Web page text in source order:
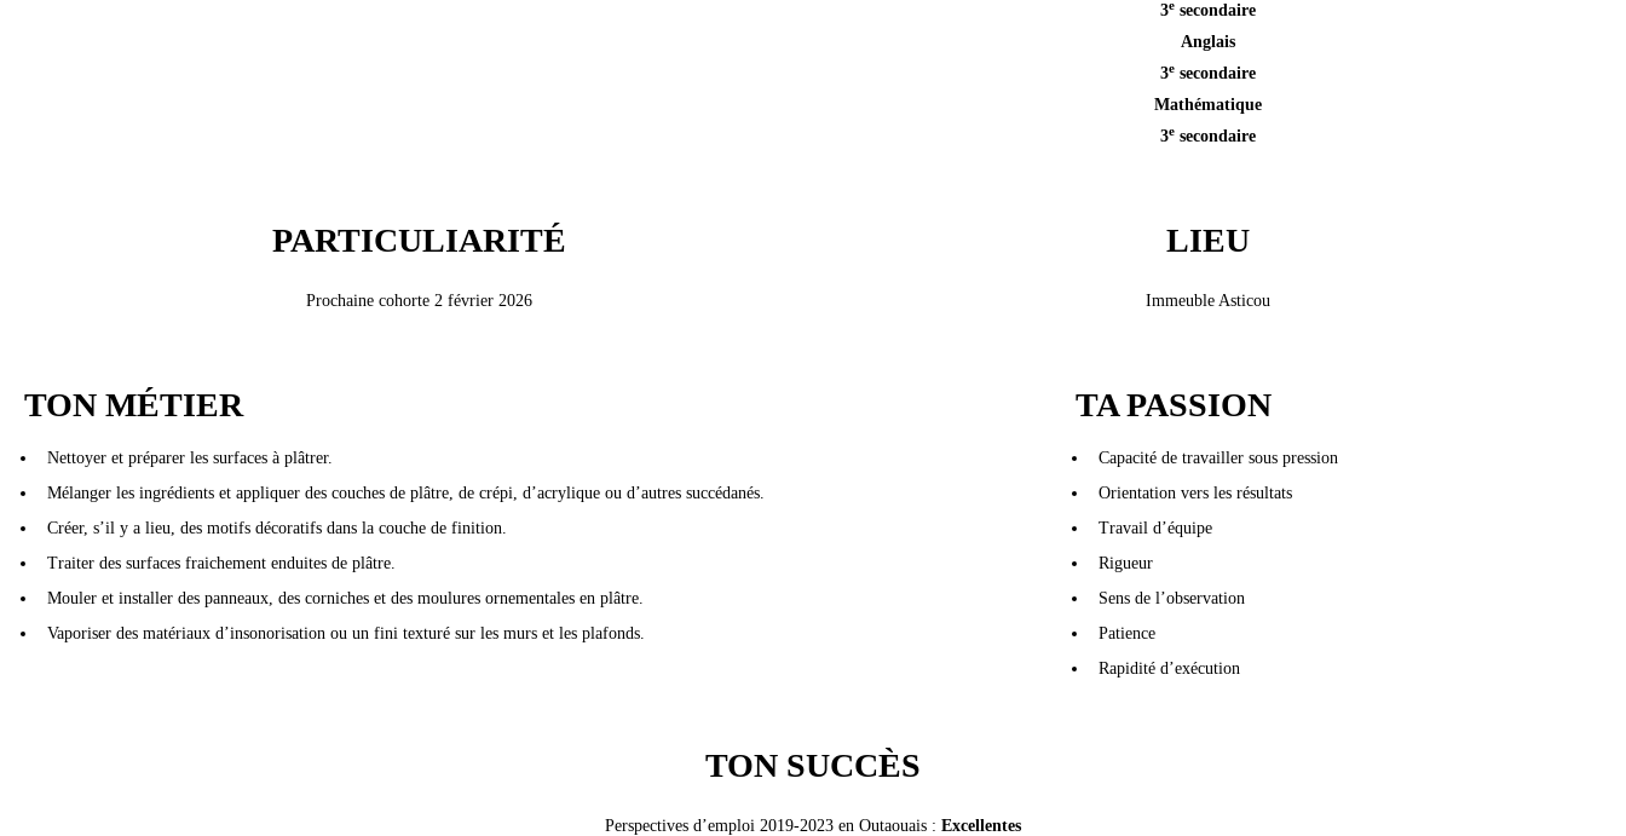
3esecondaire
Anglais
3esecondaire
Mathématique
3esecondaire
PARTICULIARITÉ
Prochaine cohorte 2 février 2026
LIEU
Immeuble Asticou
TON MÉTIER
Nettoyer et préparer les surfaces à plâtrer.
Mélanger les ingrédients et appliquer des couches de plâtre, de crépi, d’acrylique ou d’autres succédanés.
Créer, s’il y a lieu, des motifs décoratifs dans la couche de finition.
Traiter des surfaces fraichement enduites de plâtre.
Mouler et installer des panneaux, des corniches et des moulures ornementales en plâtre.
Vaporiser des matériaux d’insonorisation ou un fini texturé sur les murs et les plafonds.
TA PASSION
Capacité de travailler sous pression
Orientation vers les résultats
Travail d’équipe
Rigueur
Sens de l’observation
Patience
Rapidité d’exécution
TON SUCCÈS
Perspectives d’emploi 2019-2023 en Outaouais : Excellentes